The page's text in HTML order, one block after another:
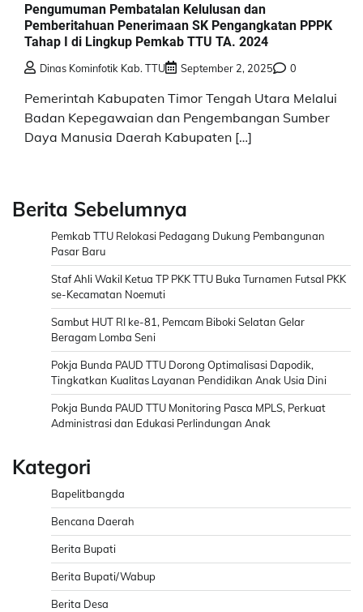
Pengumuman Pembatalan Kelulusan dan
Pemberitahuan Penerimaan SK Pengangkatan PPPK
Tahap I di Lingkup Pemkab TTU TA. 2024
Dinas Kominfotik Kab. TTU September 2, 2025 0
Pemerintah Kabupaten Timor Tengah Utara Melalui
Badan Kepegawaian dan Pengembangan Sumber
Daya Manusia Daerah Kabupaten […]
Berita Sebelumnya
Pemkab TTU Relokasi Pedagang Dukung Pembangunan
Pasar Baru
Staf Ahli Wakil Ketua TP PKK TTU Buka Turnamen Futsal PKK
se-Kecamatan Noemuti
Sambut HUT RI ke-81, Pemcam Biboki Selatan Gelar
Beragam Lomba Seni
Pokja Bunda PAUD TTU Dorong Optimalisasi Dapodik,
Tingkatkan Kualitas Layanan Pendidikan Anak Usia Dini
Pokja Bunda PAUD TTU Monitoring Pasca MPLS, Perkuat
Administrasi dan Edukasi Perlindungan Anak
Kategori
Bapelitbangda
Bencana Daerah
Berita Bupati
Berita Bupati/Wabup
Berita Desa